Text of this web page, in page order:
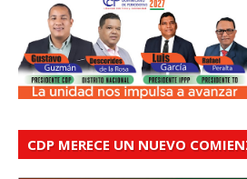
CDP MERECE UN NUEVO